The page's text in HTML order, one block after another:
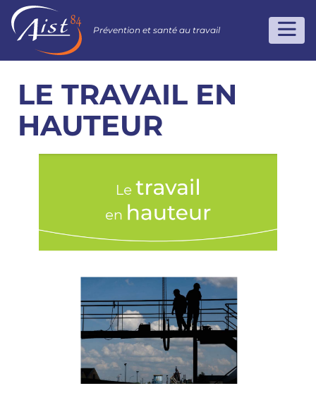
Prévention et santé au travail
LE TRAVAIL EN
HAUTEUR